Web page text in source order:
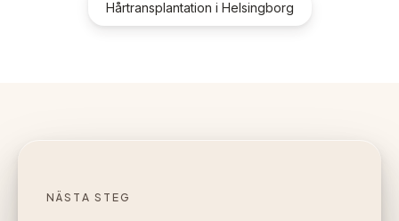
Hårtransplantation i Helsingborg
NÄSTA STEG